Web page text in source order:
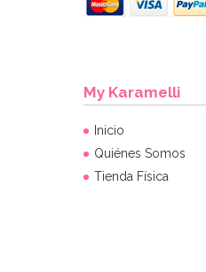
My Karamelli
Inicio
Quiénes Somos
Tienda Física